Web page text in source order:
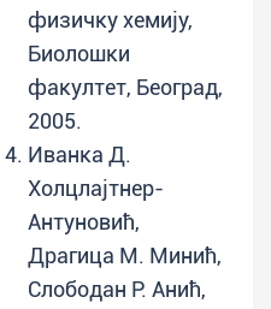
физичку хемију,
Биолошки
факултет, Београд,
2005.
Иванка Д.
Холцлајтнер-
Антуновић,
Драгица M. Минић,
Слободан Р. Анић,